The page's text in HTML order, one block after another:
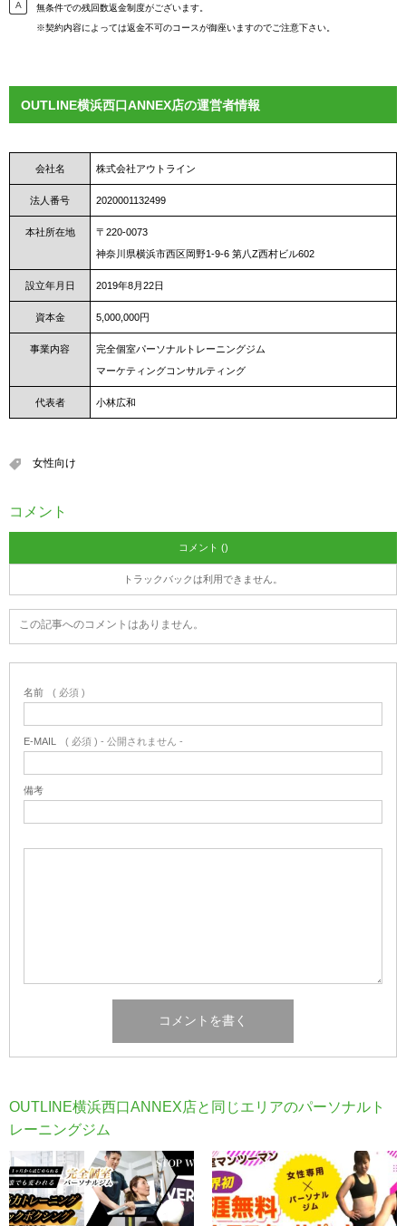
無条件での残回数返金制度がございます。
※契約内容によっては返金不可のコースが御座いますのでご注意下さい。
OUTLINE横浜西口ANNEX店の運営者情報
会社名 株式会社アウトライン
法人番号 2020001132499
本社所在地
〒220-0073
神奈川県横浜市西区岡野1-9-6 第八Z西村ビル602
設立年月日 2019年8月22日
資本金 5,000,000円
事業内容
完全個室パーソナルトレーニングジム
マーケティングコンサルティング
代表者 小林広和
女性向け
コメント
コメント ()
トラックバックは利用できません。
この記事へのコメントはありません。
名前 ( 必須 )
E-MAIL ( 必須 ) - 公開されません -
備考
OUTLINE横浜西口ANNEX店と同じエリアのパーソナルト
レーニングジム